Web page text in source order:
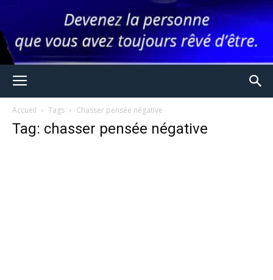
Accueil Tags Chasser pensée négative
Tag: chasser pensée négative